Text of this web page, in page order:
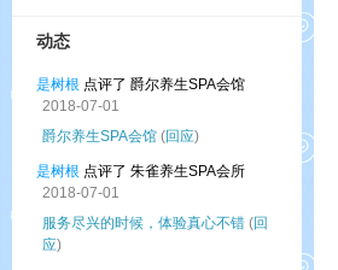
动态
是树根 点评了 爵尔养生SPA会馆
2018-07-01
爵尔养生SPA会馆 (回应)
是树根 点评了 朱雀养生SPA会所
2018-07-01
服务尽兴的时候，体验真心不错 (回
应)